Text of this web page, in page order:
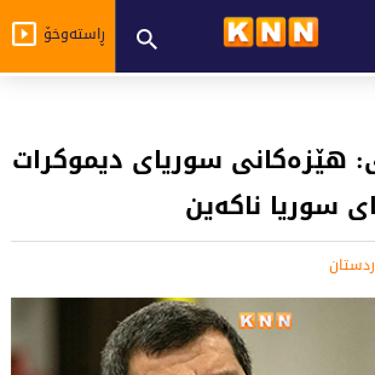
ڕاستەوخۆ
هێزەكانی سوریای دیموكرات
سوریا ناكەین